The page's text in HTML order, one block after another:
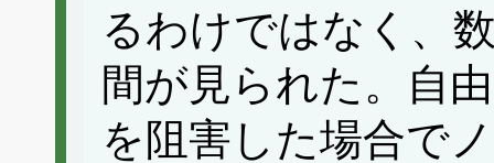
るわけではなく、
間が見られた。自
を阻害した場合で